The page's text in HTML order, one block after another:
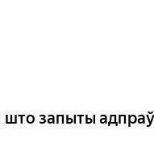
што запыты